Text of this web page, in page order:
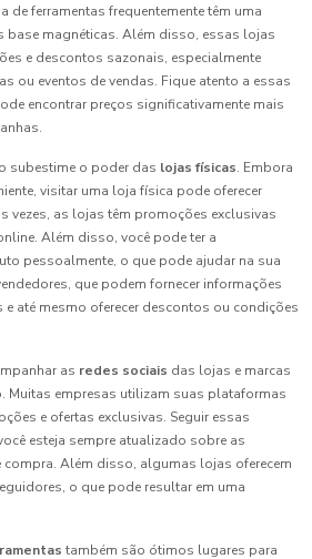
de ferramentas frequentemente têm uma
base magnéticas. Além disso, essas lojas
e descontos sazonais, especialmente
ou eventos de vendas. Fique atento a essas
encontrar preços significativamente mais
subestime o poder das lojas físicas. Embora
visitar uma loja física pode oferecer
vezes, as lojas têm promoções exclusivas
Além disso, você pode ter a
pessoalmente, o que pode ajudar na sua
que podem fornecer informações
até mesmo oferecer descontos ou condições
as redes sociais das lojas e marcas
Muitas empresas utilizam suas plataformas
e ofertas exclusivas. Seguir essas
esteja sempre atualizado sobre as
Além disso, algumas lojas oferecem
o que pode resultar em uma
também são ótimos lugares para